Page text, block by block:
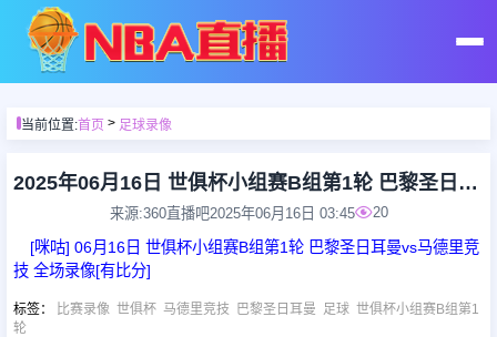
首页
足球直播
篮球直播
足球录像
当前位置:首页> 足球录像
2025年06月16日 世俱杯小组赛B组第1轮 巴黎圣日耳曼vs马德里竞技 全场录像
来源:360直播吧2025年06月16日 03:45 20
[咪咕] 06月16日 世俱杯小组赛B组第1轮 巴黎圣日耳曼vs马德里竞
技 全场录像[有比分]
标签： 比赛录像 世俱杯 马德里竞技 巴黎圣日耳曼 足球 世俱杯小组赛B组第1
轮